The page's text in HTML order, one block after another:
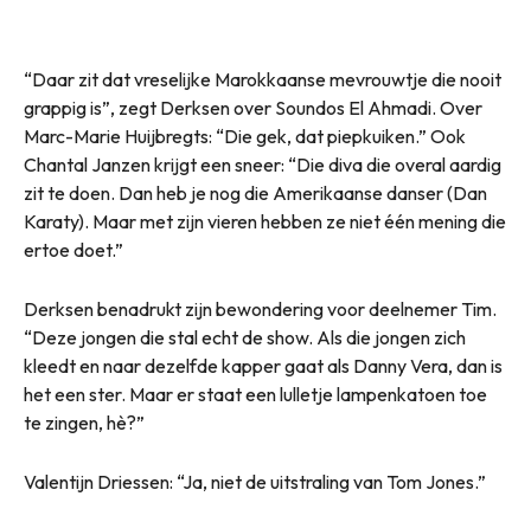
“Daar zit dat vreselijke Marokkaanse mevrouwtje die nooit
grappig is”, zegt Derksen over Soundos El Ahmadi. Over
Marc-Marie Huijbregts: “Die gek, dat piepkuiken.” Ook
Chantal Janzen krijgt een sneer: “Die diva die overal aardig
zit te doen. Dan heb je nog die Amerikaanse danser (Dan
Karaty). Maar met zijn vieren hebben ze niet één mening die
ertoe doet.”
Derksen benadrukt zijn bewondering voor deelnemer Tim.
“Deze jongen die stal echt de show. Als die jongen zich
kleedt en naar dezelfde kapper gaat als Danny Vera, dan is
het een ster. Maar er staat een lulletje lampenkatoen toe
te zingen, hè?”
Valentijn Driessen: “Ja, niet de uitstraling van Tom Jones.”